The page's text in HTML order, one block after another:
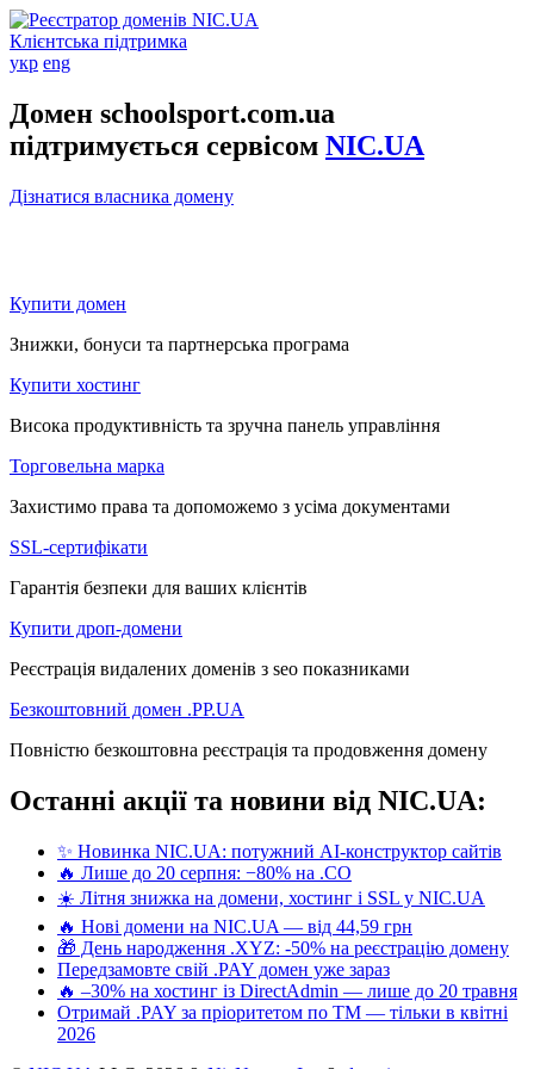
Клієнтська підтримка
укр eng
Домен schoolsport.com.ua
підтримується сервісом NIC.UA
Дізнатися власника домену
Купити домен
Знижки, бонуси та партнерська програма
Купити хостинг
Висока продуктивність та зручна панель управління
Торговельна марка
Захистимо права та допоможемо з усіма документами
SSL-сертифікати
Гарантія безпеки для ваших клієнтів
Купити дроп-домени
Реєстрація видалених доменів з seo показниками
Безкоштовний домен .PP.UA
Повністю безкоштовна реєстрація та продовження домену
Останні акції та новини від NIC.UA:
✨ Новинка NIC.UA: потужний AI-конструктор сайтів
🔥 Лише до 20 серпня: −80% на .CO
☀️ Літня знижка на домени, хостинг і SSL у NIC.UA
🔥 Нові домени на NIC.UA — від 44,59 грн
🎁 День народження .XYZ: -50% на реєстрацію домену
Передзамовте свій .PAY домен уже зараз
🔥 –30% на хостинг із DirectAdmin — лише до 20 травня
Отримай .PAY за пріоритетом по ТМ — тільки в квітні
2026